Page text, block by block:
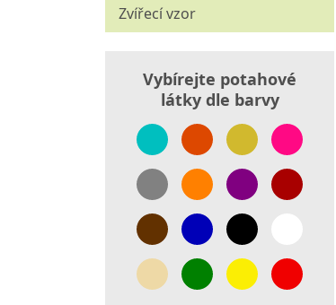
Zvířecí vzor
Vybírejte potahové
látky dle barvy